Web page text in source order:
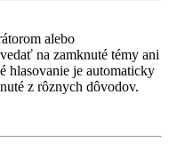
alebo
na zamknuté témy ani
hlasovanie je automaticky
z rôznych dôvodov.